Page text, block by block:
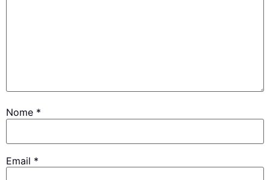
Nome *
Email *